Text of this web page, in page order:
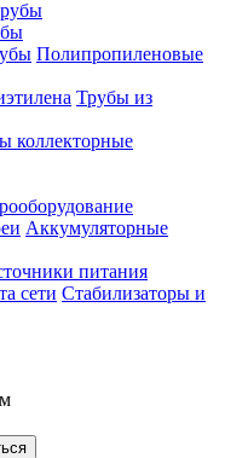
Полипропиленовые
Трубы из
коллекторные
Аккумуляторные
питания
Стабилизаторы и